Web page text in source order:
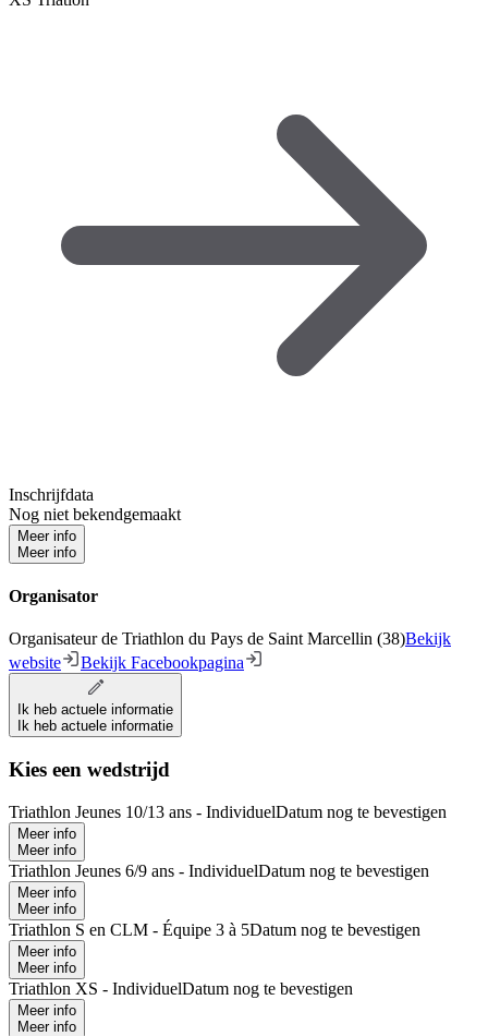
Inschrijfdata
Nog niet bekendgemaakt
Meer info
Meer info
Organisator
Organisateur de Triathlon du Pays de Saint Marcellin (38)Bekijk
website
Bekijk Facebookpagina
Ik heb actuele informatie
Ik heb actuele informatie
Kies een wedstrijd
Triathlon Jeunes 10/13 ans - IndividuelDatum nog te bevestigen
Meer info
Meer info
Triathlon Jeunes 6/9 ans - IndividuelDatum nog te bevestigen
Meer info
Meer info
Triathlon S en CLM - Équipe 3 à 5Datum nog te bevestigen
Meer info
Meer info
Triathlon XS - IndividuelDatum nog te bevestigen
Meer info
Meer info